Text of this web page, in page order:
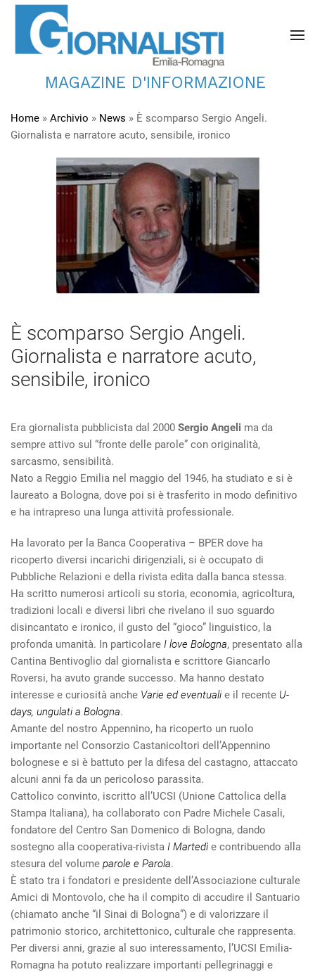
MAGAZINE D'INFORMAZIONE
Home » Archivio » News » È scomparso Sergio Angeli.
Giornalista e narratore acuto, sensibile, ironico
È scomparso Sergio Angeli.
Giornalista e narratore acuto,
sensibile, ironico
Era giornalista pubblicista dal 2000 Sergio Angeli ma da
sempre attivo sul “fronte delle parole” con originalità,
sarcasmo, sensibilità.
Nato a Reggio Emilia nel maggio del 1946, ha studiato e si è
laureato a Bologna, dove poi si è trasferito in modo definitivo
e ha intrapreso una lunga attività professionale.
Ha lavorato per la Banca Cooperativa – BPER dove ha
ricoperto diversi incarichi dirigenziali, si è occupato di
Pubbliche Relazioni e della rivista edita dalla banca stessa.
Ha scritto numerosi articoli su storia, economia, agricoltura,
tradizioni locali e diversi libri che rivelano il suo sguardo
disincantato e ironico, il gusto del “gioco” linguistico, la
profonda umanità. In particolare I love Bologna, presentato alla
Cantina Bentivoglio dal giornalista e scrittore Giancarlo
Roversi, ha avuto grande successo. Ma hanno destato
interesse e curiosità anche Varie ed eventualie il recente U-
days, ungulati a Bologna.
Amante del nostro Appennino, ha ricoperto un ruolo
importante nel Consorzio Castanicoltori dell’Appennino
bolognese e si è battuto per la difesa del castagno, attaccato
alcuni anni fa da un pericoloso parassita.
Cattolico convinto, iscritto all’UCSI (Unione Cattolica della
Stampa Italiana), ha collaborato con Padre Michele Casali,
fondatore del Centro San Domenico di Bologna, dando
sostegno alla cooperativa-rivista I Martedì e contribuendo alla
stesura del volume parole e Parola.
È stato tra i fondatori e presidente dell’Associazione culturale
Amici di Montovolo, che ha il compito di accudire il Santuario
(chiamato anche “il Sinai di Bologna”) e di valorizzare il
patrimonio storico, architettonico, culturale che rappresenta.
Per diversi anni, grazie al suo interessamento, l’UCSI Emilia-
Romagna ha potuto realizzare importanti pellegrinaggi e